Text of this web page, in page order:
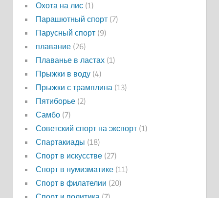
Охота на лис(1)
Парашютный спорт(7)
Парусный спорт(9)
плавание(26)
Плаванье в ластах(1)
Прыжки в воду(4)
Прыжки с трамплина(13)
Пятиборье(2)
Самбо(7)
Советский спорт на экспорт(1)
Спартакиады (18)
Спорт в искусстве(27)
Спорт в нумизматике(11)
Спорт в филателии (20)